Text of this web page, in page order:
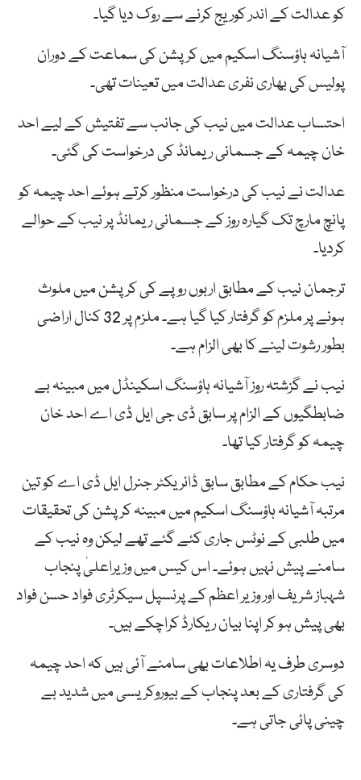
کو عدالت کے اندر کوریج کرنے سے روک دیا گیا۔
آشیانہ ہاؤسنگ اسکیم میں کرپشن کی سماعت کے دوران
پولیس کی بھاری نفری عدالت میں تعینات تھی۔
احتساب عدالت میں نیب کی جانب سے تفتیش کے لیے احد
خان چیمہ کے جسمانی ریمانڈ کی درخواست کی گئی۔
عدالت نے نیب کی درخواست منظور کرتے ہوئے احد چیمہ کو
پانچ مارچ تک گیارہ روز کے جسمانی ریمانڈ پر نیب کے حوالے
کردیا۔
ترجمان نیب کے مطابق اربوں روپے کی کرپشن میں ملوث
ہونے پر ملزم کو گرفتار کیا گیا ہے۔ ملزم پر 32 کنال اراضی
بطور رشوت لینے کا بھی الزام ہے۔
نیب نے گزشتہ روز آشیانہ ہاؤسنگ اسکینڈل میں مبینہ بے
ضابطگیوں کے الزام پر سابق ڈی جی ایل ڈی اے احد خان
چیمہ کو گرفتار کیا تھا۔
نیب حکام کے مطابق سابق ڈائریکٹر جنرل ایل ڈی اے کو تین
مرتبہ آشیانہ ہاؤسنگ اسکیم میں مبینہ کرپشن کی تحقیقات
میں طلبی کے نوٹس جاری کئے گئے تھے لیکن وہ نیب کے
سامنے پیش نہیں ہوئے۔ اس کیس میں وزیراعلیٰ پنجاب
شہباز شریف اور وزیر اعظم کے پرنسپل سیکرٹری فواد حسن فواد
بھی پیش ہو کر اپنا بیان ریکارڈ کراچکے ہیں۔
دوسری طرف یہ اطلاعات بھی سامنے آئی ہیں کہ احد چیمہ
کی گرفتاری کے بعد پنجاب کے بیوروکریسی میں شدید بے
چینی پائی جاتی ہے۔